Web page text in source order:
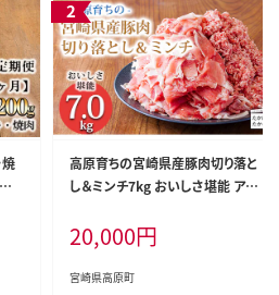
高原育ちの宮崎県産豚肉切り落と
し＆ミンチ7kg おいしさ堪能 アレ
万能食材 生姜焼き しゃぶしゃぶ ハ
ンバーグ 餃子 肉巻き ミートソース
麻婆豆腐] TF0768-P00070
20,000円
宮崎県高原町